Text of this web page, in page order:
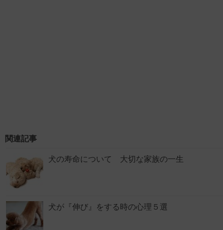
関連記事
犬の寿命について 大切な家族の一生
犬が『伸び』をする時の心理５選